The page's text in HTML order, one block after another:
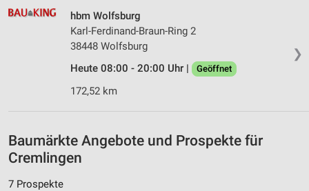
❯
hbm Wolfsburg
Karl-Ferdinand-Braun-Ring 2
38448 Wolfsburg
Heute 08:00 - 20:00 Uhr |
Geöffnet
172,52 km
Baumärkte Angebote und Prospekte für
Cremlingen
7 Prospekte
Verwendung von Profilen zur Auswahl
personalisierter Werbung
Erstellung von Profilen zur Personalisierung
von Inhalten
Messung der Werbeleistung